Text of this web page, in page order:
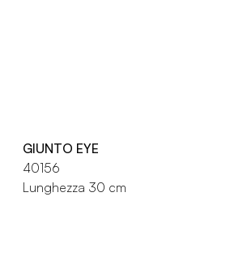
GIUNTO EYE
40156
Lunghezza 30 cm